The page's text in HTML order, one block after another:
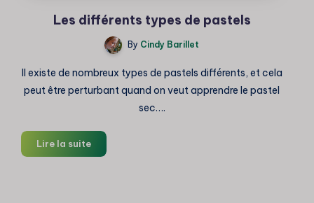
Les différents types de pastels
By Cindy Barillet
Il existe de nombreux types de pastels différents, et cela
peut être perturbant quand on veut apprendre le pastel
sec….
Lire la suiteLes
différents